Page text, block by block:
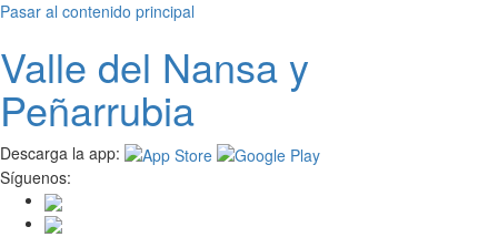
Pasar al contenido principal
Valle del Nansay
Peñarrubia
Descarga la app:
Síguenos: